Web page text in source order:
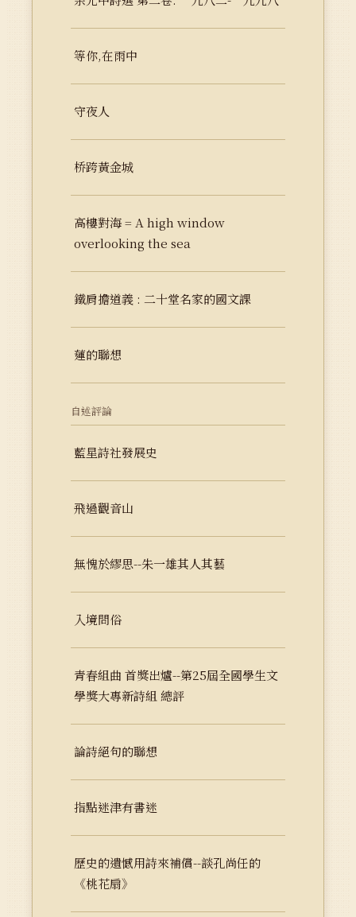
等你,在雨中
守夜人
桥跨黃金城
高樓對海 = A high window
overlooking the sea
鐵肩擔道義 : 二十堂名家的國文課
蓮的聯想
自述評論
藍星詩社發展史
飛過觀音山
無愧於繆思--朱一雄其人其藝
入境問俗
青春組曲 首獎出爐--第25屆全國學生文
學獎大專新詩組 總評
論詩絕句的聯想
指點迷津有書迷
歷史的遺憾用詩來補償--談孔尚任的
《桃花扇》